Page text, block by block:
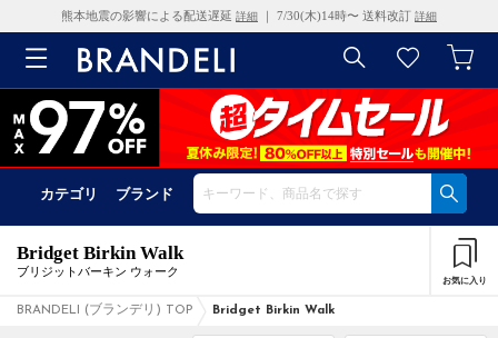
熊本地震の影響による配送遅延 詳細 ｜ 7/30(木)14時〜 送料改訂 詳細
カテゴリ ブランド
Bridget Birkin Walk
ブリジットバーキン ウォーク
お気に入り
BRANDELI (ブランデリ) TOP Bridget Birkin Walk